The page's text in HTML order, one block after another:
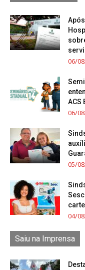
06/
ACS
06/
05/
04/
Saiu na Imprensa